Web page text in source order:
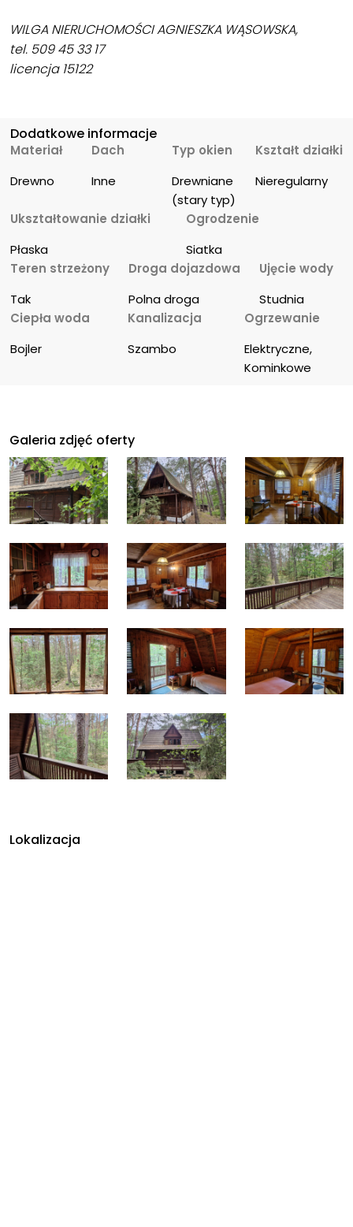
WILGA NIERUCHOMOŚCI AGNIESZKA WĄSOWSKA,
tel. 509 45 33 17
licencja 15122
Dodatkowe informacje
Materiał
Drewno
Dach
Inne
Typ okien
Drewniane
(stary typ)
Kształt działki
Nieregularny
Ukształtowanie działki
Płaska
Ogrodzenie
Siatka
Teren strzeżony
Tak
Droga dojazdowa
Polna droga
Ujęcie wody
Studnia
Ciepła woda
Bojler
Kanalizacja
Szambo
Ogrzewanie
Elektryczne,
Kominkowe
Galeria zdjęć oferty
Lokalizacja